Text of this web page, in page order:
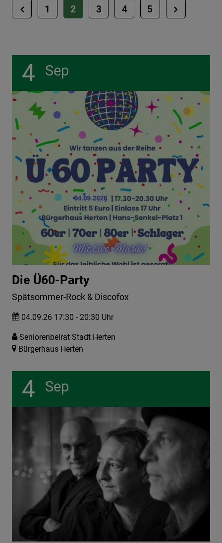
1 2 3 4 5
4 Sep
Die Ü60-Party
Spätsommer-Rock & Discofox
04.09.26 17:30 - 20:30 Uhr
Seniorenbeirat Stadt Herten
Bürgerhaus Herten
4 Sep